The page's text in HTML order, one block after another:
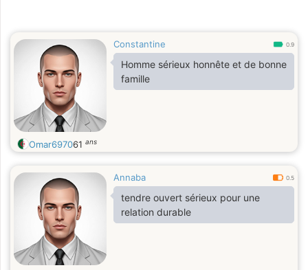
Constantine 0.9
Homme sérieux honnête et de bonne
famille
Omar697061 ans
Annaba 0.5
tendre ouvert sérieux pour une
relation durable